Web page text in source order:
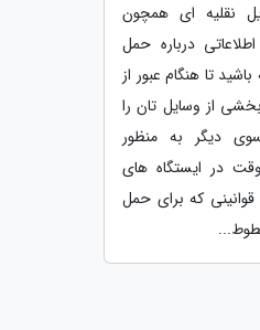
نقلیه ای همچون
درباره حمل
تا هنگام عبور از
از وسایل تان را
دیگر به منظور
در ایستگاه های
که برای حمل